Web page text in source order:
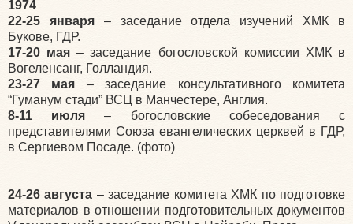
1974
22-25 января– заседание отдела изучений ХМК в
Букове, ГДР.
17-20 мая – заседание богословской комиссии ХМК в
Вогеленсанг, Голландия.
23-27 мая – заседание консультативного комитета
“Гуманум стади” ВСЦ в Манчестере, Англия.
8-11 июля – богословские собеседования с
представителями Союза евангелических церквей в ГДР,
в Сергиевом Посаде. (фото)
24-26 августа – заседание комитета ХМК по подготовке
материалов в отношении подготовительных документов